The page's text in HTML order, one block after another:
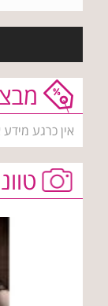
אין כרגע